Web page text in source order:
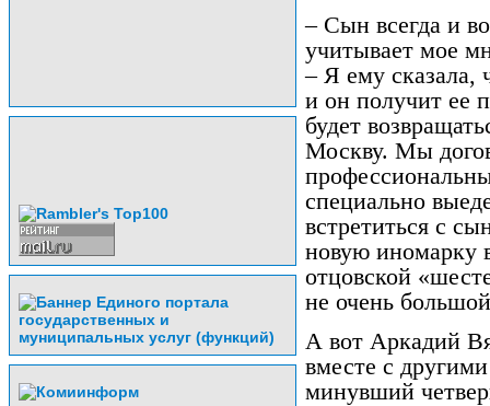
– Сын всегда и
учитывает мое
– Я ему сказала,
и он получит ее
будет
Москву. Мы
специально
встретиться с
новую иномарку
отцовской
не очень
А вот Аркадий
вместе с
минувший